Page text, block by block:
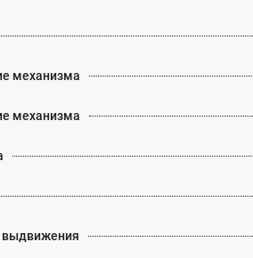
механизма
механизма